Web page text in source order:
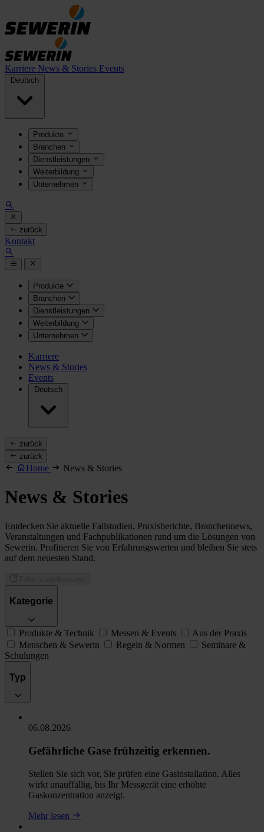
Karriere News & Stories Events
Deutsch
Produkte
Branchen
Dienstleistungen
Weiterbildung
Unternehmen
zurück
Kontakt
Produkte
Branchen
Dienstleistungen
Weiterbildung
Unternehmen
Karriere
News & Stories
Events
Deutsch
zurück
zurück
Home News & Stories
News & Stories
Entdecken Sie aktuelle Fallstudien, Praxisberichte, Branchennews,
Veranstaltungen und Fachpublikationen rund um die Lösungen von
Sewerin. Profitieren Sie von Erfahrungswerten und bleiben Sie stets
auf dem neuesten Stand.
Kategorie
Produkte & Technik Messen & Events
Aus der Praxis
Menschen & Sewerin
Regeln & Normen
Seminare &
Schulungen
Typ
06.08.2026
Gefährliche Gase frühzeitig erkennen.
Stellen Sie sich vor, Sie prüfen eine Gasinstallation. Alles
wirkt unauffällig, bis Ihr Messgerät eine erhöhte
Gaskonzentration anzeigt.
Mehr lesen